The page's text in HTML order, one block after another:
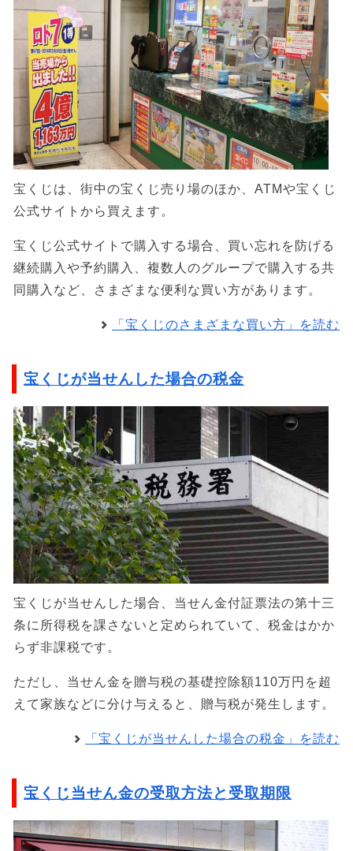
宝くじは、街中の宝くじ売り場のほか、ATMや宝くじ
公式サイトから買えます。
宝くじ公式サイトで購入する場合、買い忘れを防げる
継続購入や予約購入、複数人のグループで購入する共
同購入など、さまざまな便利な買い方があります。
「宝くじのさまざまな買い方」を読む
宝くじが当せんした場合の税金
宝くじが当せんした場合、当せん金付証票法の第十三
条に所得税を課さないと定められていて、税金はかか
らず非課税です。
ただし、当せん金を贈与税の基礎控除額110万円を超
えて家族などに分け与えると、贈与税が発生します。
「宝くじが当せんした場合の税金」を読む
宝くじ当せん金の受取方法と受取期限